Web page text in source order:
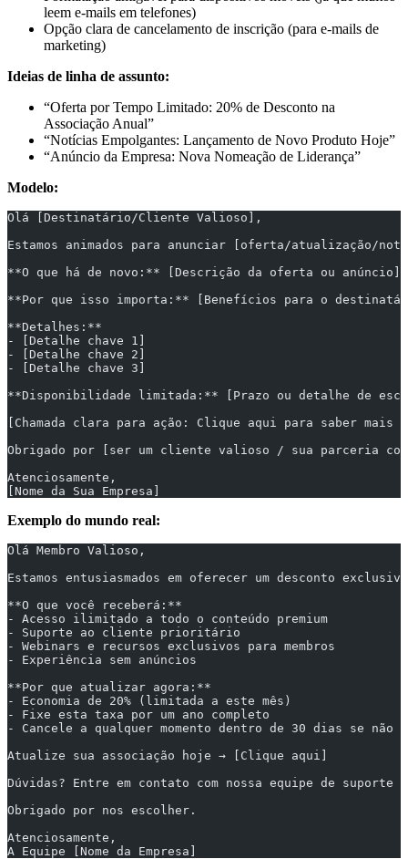
leem e-mails em telefones)
Opção clara de cancelamento de inscrição (para e-mails de
marketing)
Ideias de linha de assunto:
“Oferta por Tempo Limitado: 20% de Desconto na
Associação Anual”
“Notícias Empolgantes: Lançamento de Novo Produto Hoje”
“Anúncio da Empresa: Nova Nomeação de Liderança”
Modelo:
Olá [Destinatário/Cliente Valioso],
Estamos animados para anunciar [oferta/atualização/
**O que há de novo:** [Descrição da oferta ou anúncio]
**Por que isso importa:** [Benefícios para o
**Detalhes:**
- [Detalhe chave 1]
- [Detalhe chave 2]
- [Detalhe chave 3]
**Disponibilidade limitada:** [Prazo ou detalhe de
[Chamada clara para ação: Clique aqui para saber
Obrigado por [ser um cliente valioso / sua parceria
Atenciosamente,
[Nome da Sua Empresa]
Exemplo do mundo real:
Olá Membro Valioso,
Estamos entusiasmados em oferecer um desconto
**O que você receberá:**
- Acesso ilimitado a todo o conteúdo premium
- Suporte ao cliente prioritário
- Webinars e recursos exclusivos para membros
- Experiência sem anúncios
**Por que atualizar agora:**
- Economia de 20% (limitada a este mês)
- Fixe esta taxa por um ano completo
- Cancele a qualquer momento dentro de 30 dias se
Atualize sua associação hoje → [Clique aqui]
Dúvidas? Entre em contato com nossa equipe de suporte
Obrigado por nos escolher.
Atenciosamente,
A Equipe [Nome da Empresa]